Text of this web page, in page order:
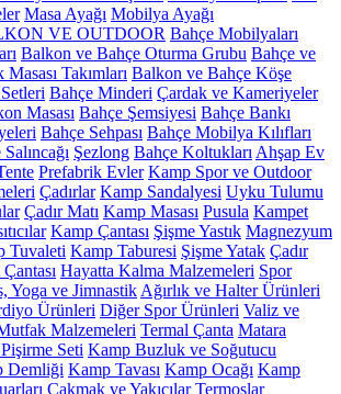
Masa Ayağı Mobilya Ayağı
VE OUTDOOR Bahçe Mobilyaları
Balkon ve Bahçe Oturma Grubu Bahçe ve
Takımları Balkon ve Bahçe Köşe
Bahçe Minderi Çardak ve Kameriyeler
Masası Bahçe Şemsiyesi Bahçe Bankı
Bahçe Sehpası Bahçe Mobilya Kılıfları
Şezlong Bahçe Koltukları Ahşap Ev
Prefabrik Evler Kamp Spor ve Outdoor
Çadırlar Kamp Sandalyesi Uyku Tulumu
Çadır Matı Kamp Masası Pusula Kampet
Kamp Çantası Şişme Yastık Magnezyum
Tuvaleti Kamp Taburesi Şişme Yatak Çadır
Çantası Hayatta Kalma Malzemeleri Spor
Yoga ve Jimnastik Ağırlık ve Halter Ürünleri
Ürünleri Diğer Spor Ürünleri Valiz ve
Malzemeleri Termal Çanta Matara
Seti Kamp Buzluk ve Soğutucu
Demliği Kamp Tavası Kamp Ocağı Kamp
Çakmak ve Yakıcılar Termoslar